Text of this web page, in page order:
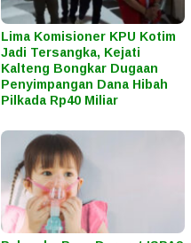
Lima Komisioner KPU Kotim
Jadi Tersangka, Kejati
Kalteng Bongkar Dugaan
Penyimpangan Dana Hibah
Pilkada Rp40 Miliar